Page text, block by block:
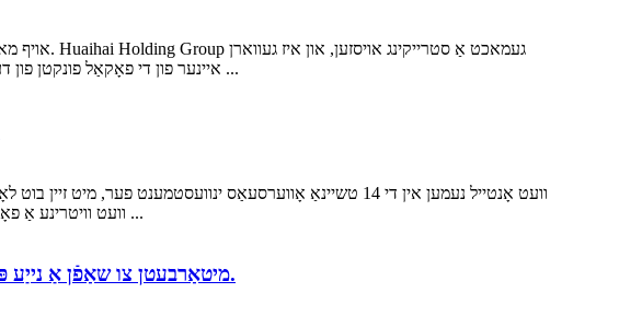
איינער פון די פאָקאַל פונקטן פון דער געשעעניש. (לאַקכענען לינקס אָדער רעכט צו זען מער) ווי אַ לידינג פאַרנעמונג אין די נייַ ענערגיע מיקראָ-פאָרמיטל ...
קאַנווענשאַן צענטער אין בעידזשינג. Huaihai Holding Group וועט וויטרינע אַ פאָרויס-קוקן מענגע פון ​​סאָדיום-יאָן נייַ ענערגיע פּראָדוקט ...
Huaihai Holding Group און Xinhua News Agency מיטאַרבעטן צו שאַפֿן אַ נייַע פּלאַן פֿאַר סאָרט ינטערנאַשאַנאַליזיישאַן.